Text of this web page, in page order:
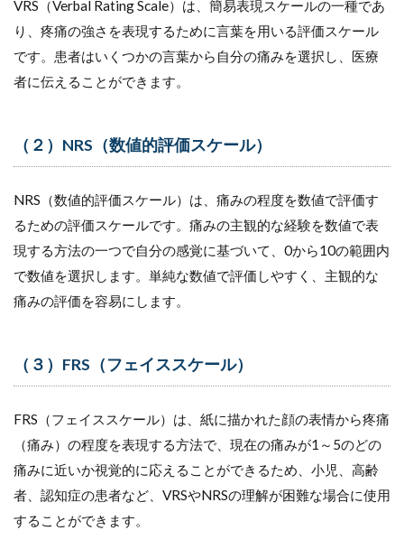
VRS（Verbal Rating Scale）は、簡易表現スケールの一種であ
り、疼痛の強さを表現するために言葉を用いる評価スケール
です。患者はいくつかの言葉から自分の痛みを選択し、医療
者に伝えることができます。
（２）NRS（数値的評価スケール）
NRS（数値的評価スケール）は、痛みの程度を数値で評価す
るための評価スケールです。痛みの主観的な経験を数値で表
現する方法の一つで自分の感覚に基づいて、0から10の範囲内
で数値を選択します。単純な数値で評価しやすく、主観的な
痛みの評価を容易にします。
（３）FRS（フェイススケール）
FRS（フェイススケール）は、紙に描かれた顔の表情から疼痛
（痛み）の程度を表現する方法で、現在の痛みが1～5のどの
痛みに近いか視覚的に応えることができるため、小児、高齢
者、認知症の患者など、VRSやNRSの理解が困難な場合に使用
することができます。